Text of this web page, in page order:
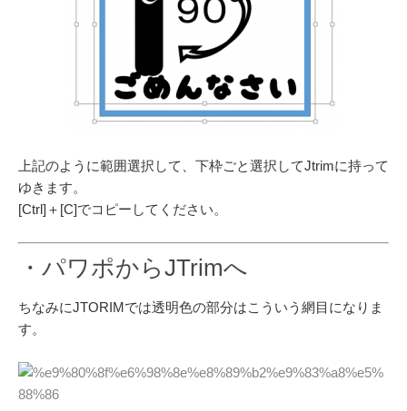
上記のように範囲選択して、下枠ごと選択してJtrimに持って
ゆきます。
[Ctrl]＋[C]でコピーしてください。
・パワポからJTrimへ
ちなみにJTORIMでは透明色の部分はこういう網目になりま
す。